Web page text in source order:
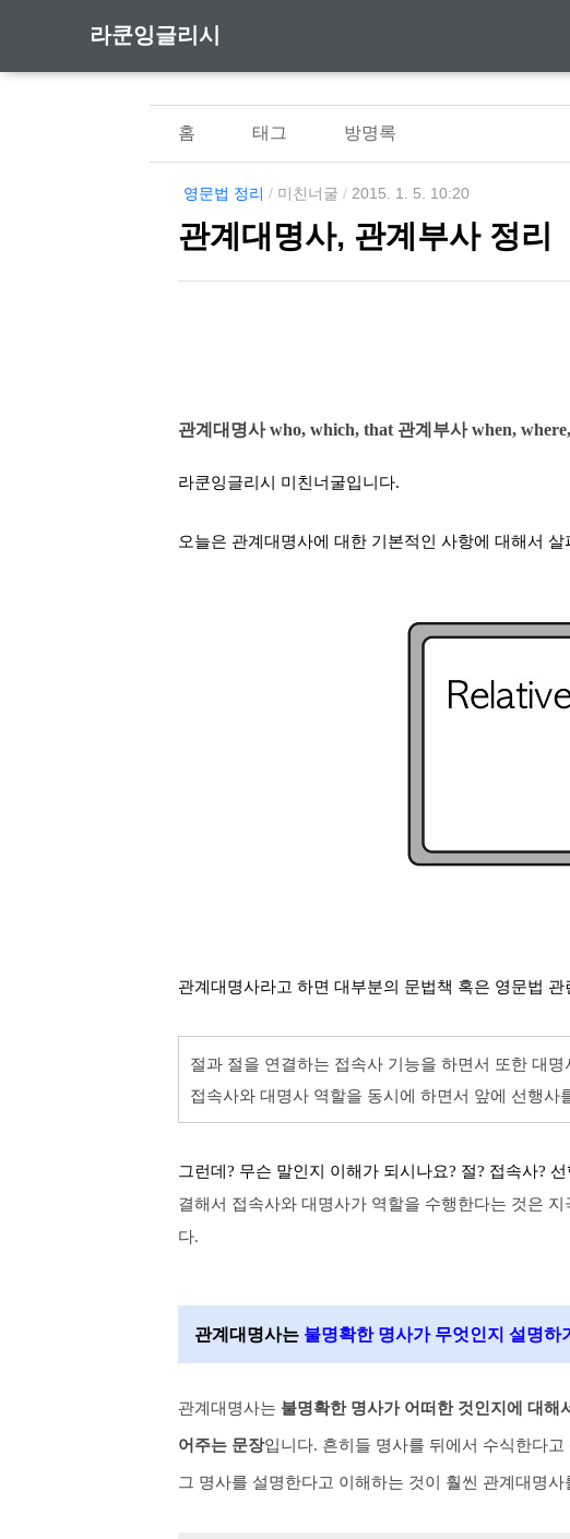
라쿤잉글리시
홈 태그 방명록
영문법 정리 / 미친너굴 / 2015. 1. 5. 10:20
관계대명사, 관계부사 정리
관계대명사 who, which, that관계부사 when,
라쿤잉글리시 미친너굴입니다.
오늘은 관계대명사에 대한 기본적인 사항에 대해서 살
관계대명사라고 하면 대부분의 문법책 혹은 영문법 관
절과 절을 연결하는 접속사 기능을 하면서 또한 대
접속사와 대명사 역할을 동시에 하면서 앞에 선행사
그런데? 무슨 말인지 이해가 되시나요? 절? 접속사?
결해서 접속사와 대명사가 역할을 수행한다는 것은
다.
관계대명사는 불명확한 명사가 무엇인지 설명하
관계대명사는 불명확한 명사가 어떠한 것인지에 대해
어주는 문장입니다. 흔히들 명사를 뒤에서 수식한다
그 명사를 설명한다고 이해하는 것이 훨씬 관계대명